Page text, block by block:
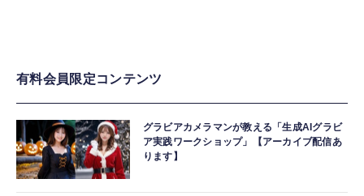
有料会員限定コンテンツ
グラビアカメラマンが教える「生成AIグラビ
ア実践ワークショップ」【アーカイブ配信あ
ります】